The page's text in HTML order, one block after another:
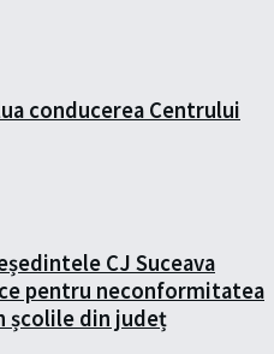
conducerea Centrului
CJ Suceava
pentru neconformitatea
școlile din județ